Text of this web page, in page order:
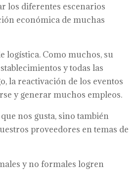
los diferentes escenarios
económica de muchas
logística. Como muchos, su
y todas las
la reactivación de los eventos
y generar muchos empleos.
nos gusta, sino también
proveedores en temas de
y no formales logren